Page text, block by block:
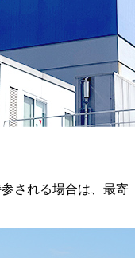
される場合は、最寄